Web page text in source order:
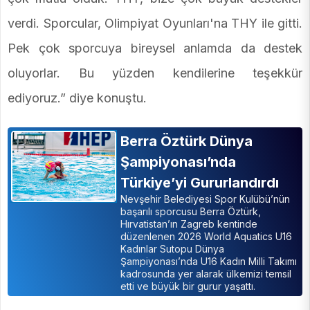
verdi. Sporcular, Olimpiyat Oyunları'na THY ile gitti.
Pek çok sporcuya bireysel anlamda da destek
oluyorlar. Bu yüzden kendilerine teşekkür
ediyoruz.” diye konuştu.
Berra Öztürk Dünya
Şampiyonası’nda
Türkiye’yi Gururlandırdı
Nevşehir Belediyesi Spor Kulübü’nün
başarılı sporcusu Berra Öztürk,
Hırvatistan’ın Zagreb kentinde
düzenlenen 2026 World Aquatics U16
Kadınlar Sutopu Dünya
Şampiyonası’nda U16 Kadın Milli Takımı
kadrosunda yer alarak ülkemizi temsil
etti ve büyük bir gurur yaşattı.